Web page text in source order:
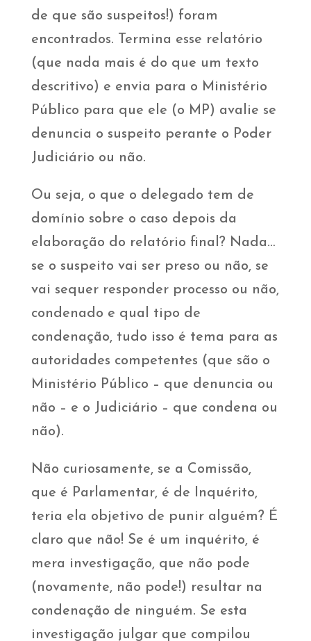
de que são suspeitos!) foram
encontrados. Termina esse relatório
(que nada mais é do que um texto
descritivo) e envia para o Ministério
Público para que ele (o MP) avalie se
denuncia o suspeito perante o Poder
Judiciário ou não.
Ou seja, o que o delegado tem de
domínio sobre o caso depois da
elaboração do relatório final? Nada…
se o suspeito vai ser preso ou não, se
vai sequer responder processo ou não,
condenado e qual tipo de
condenação, tudo isso é tema para as
autoridades competentes (que são o
Ministério Público – que denuncia ou
não – e o Judiciário – que condena ou
não).
Não curiosamente, se a Comissão,
que é Parlamentar, é de Inquérito,
teria ela objetivo de punir alguém? É
claro que não! Se é um inquérito, é
mera investigação, que não pode
(novamente, não pode!) resultar na
condenação de ninguém. Se esta
investigação julgar que compilou